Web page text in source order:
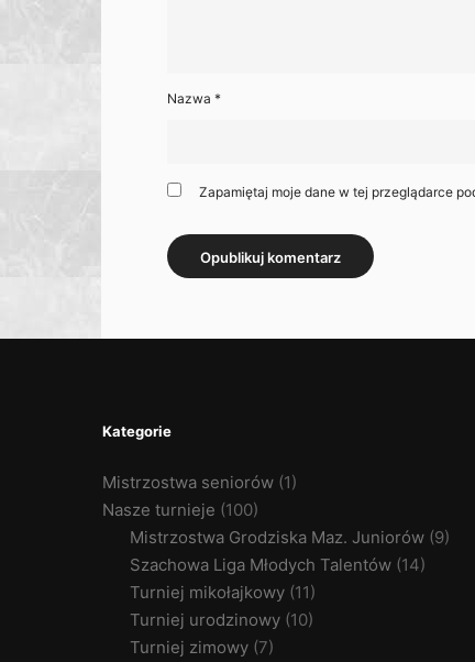
Nazwa *
Zapamiętaj moje dane w tej przeglądarce
Kategorie
Mistrzostwa seniorów (1)
Nasze turnieje (100)
Mistrzostwa Grodziska Maz. Juniorów (9)
Szachowa Liga Młodych Talentów (14)
Turniej mikołajkowy (11)
Turniej urodzinowy (10)
Turniej zimowy (7)